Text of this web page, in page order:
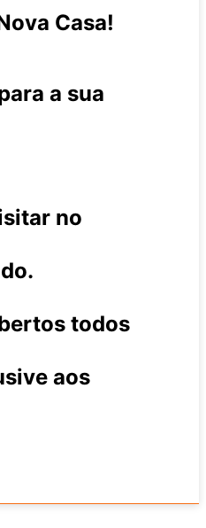
Casa!
a sua
no
todos
aos